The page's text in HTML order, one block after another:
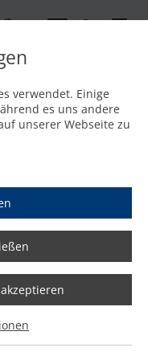
DealerDays 2016
verwendet. Einige
es uns andere
unserer Webseite zu